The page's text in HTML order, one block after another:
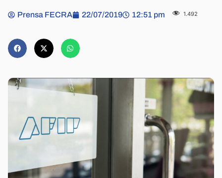
Prensa FECRA 22/07/2019 12:51 pm 1.492